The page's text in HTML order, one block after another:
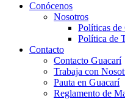
Conócenos
Nosotros
Políticas de
Política de
Contacto
Contacto Guacarí
Trabaja con
Pauta en Guacarí
Reglamento de